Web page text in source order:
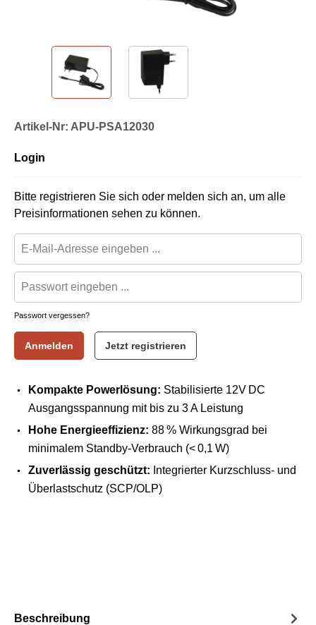
Artikel-Nr: APU-PSA12030
Login
Bitte registrieren Sie sich oder melden sich an, um alle
Preisinformationen sehen zu können.
Passwort vergessen?
Anmelden Jetzt registrieren
Kompakte Powerlösung: Stabilisierte 12V DC
Ausgangsspannung mit bis zu 3 A Leistung
Hohe Energieeffizienz: 88 % Wirkungsgrad bei
minimalem Standby-Verbrauch (< 0,1 W)
Zuverlässig geschützt: Integrierter Kurzschluss- und
Überlastschutz (SCP/OLP)
Beschreibung